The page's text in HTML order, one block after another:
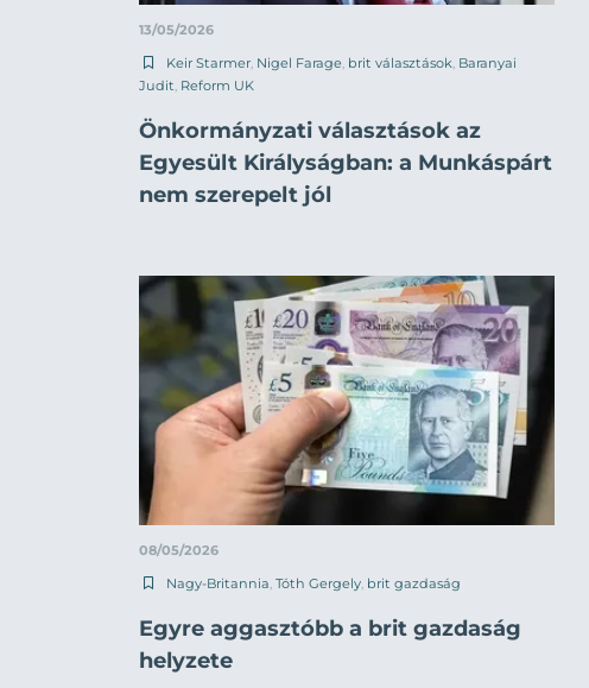
13/05/2026
Keir Starmer Nigel Farage brit választások Baranyai
Judit Reform UK
Önkormányzati választások az
Egyesült Királyságban: a Munkáspárt
nem szerepelt jól
08/05/2026
Nagy-Britannia, Tóth Gergely, brit gazdaság
Egyre aggasztóbb a brit gazdaság
helyzete